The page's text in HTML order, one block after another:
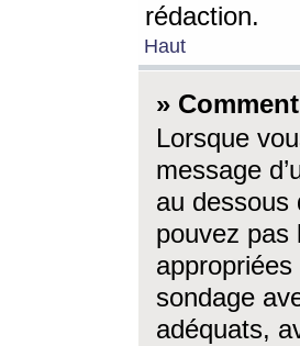
rédaction.
Haut
»
Lorsque
message
au dessous
pouvez pas
sondage
adéquats,